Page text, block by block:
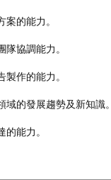
案的能力。
隊協調能力。
製作的能力。
域的發展趨勢及新知識。
的能力。